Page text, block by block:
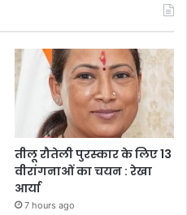
तीलू रौतेली पुरस्कार के लिए 13
वीरांगनाओं का चयन : रेखा
आर्या
7 hours ago